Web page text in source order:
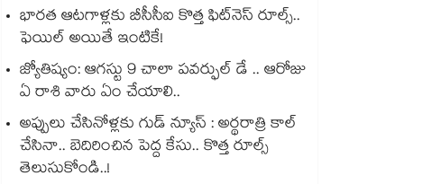
భారత ఆటగాళ్లకు బీసీసీఐ కొత్త ఫిట్‌నెస్ రూల్స్..
ఫెయిల్ అయితే ఇంటికే!
జ్యోతిష్యం: ఆగస్టు 9 చాలా పవర్ఫుల్ డే .. ఆరోజు
ఏ రాశి వారు ఏం చేయాలి..
అప్పులు చేసినోళ్లకు గుడ్ న్యూస్ : అర్థరాత్రి కాల్
చేసినా.. బెదిరించిన పెద్ద కేసు.. కొత్త రూల్స్
తెలుసుకోండి..!